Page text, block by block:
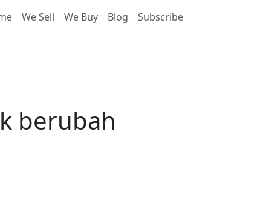
We Sell We Buy Blog Subscribe
berubah